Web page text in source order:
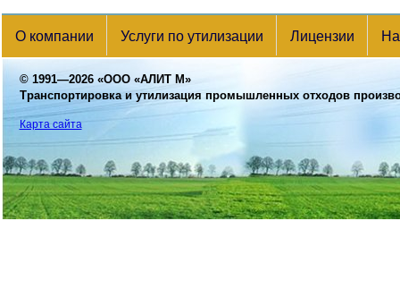
О компании Услуги по утилизации Лицензии
© 1991—2026 «ООО «АЛИТ М»
Транспортировка и утилизация промышленных отходов
Карта сайта